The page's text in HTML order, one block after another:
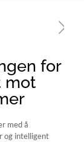
for
mot
med å
og intelligent